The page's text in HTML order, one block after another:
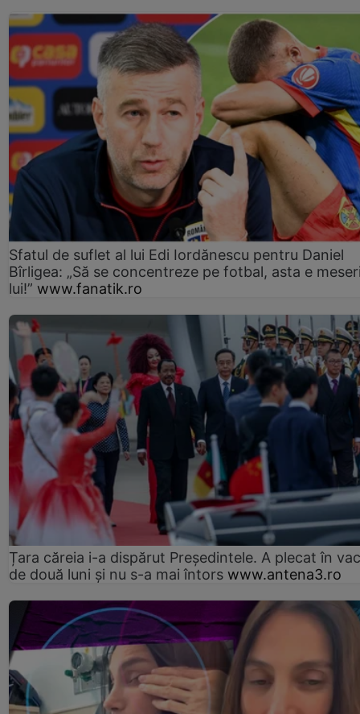
Sfatul de suflet al lui Edi Iordănescu pentru Daniel
Bîrligea: „Să se concentreze pe fotbal, asta e
lui!” www.fanatik.ro
Țara căreia i-a dispărut Președintele. A plecat în
de două luni și nu s-a mai întors www.antena3.ro